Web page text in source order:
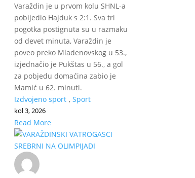
Varaždin je u prvom kolu SHNL-a
pobijedio Hajduk s 2:1. Sva tri
pogotka postignuta su u razmaku
od devet minuta, Varaždin je
poveo preko Mladenovskog u 53.,
izjednačio je Pukštas u 56., a gol
za pobjedu domaćina zabio je
Mamić u 62. minuti.
Izdvojeno sport , Sport
kol 3, 2026
Read More